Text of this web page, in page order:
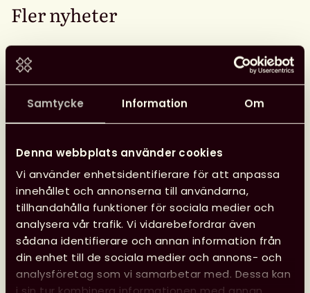
Samtycke Information Om
Denna webbplats använder cookies
Vi använder enhetsidentifierare för att anpassa
innehållet och annonserna till användarna,
tillhandahålla funktioner för sociala medier och
analysera vår trafik. Vi vidarebefordrar även
sådana identifierare och annan information från
din enhet till de sociala medier och annons- och
analysföretag som vi samarbetar med. Dessa kan
Fler nyheter
26 juni, 2026